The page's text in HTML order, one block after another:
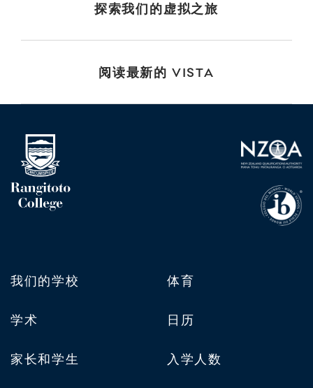
探索我们的虚拟之旅
阅读最新的 VISTA
我们的学校
学术
家长和学生
体育
日历
入学人数